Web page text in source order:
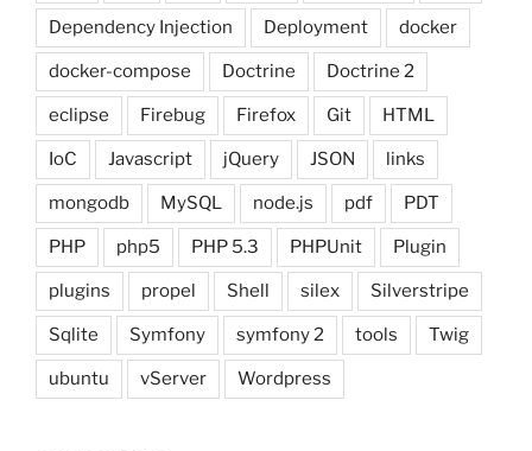
Dependency Injection Deployment docker
docker-compose Doctrine Doctrine 2
eclipse Firebug Firefox Git HTML
IoC Javascript jQuery JSON links
mongodb MySQL node.js pdf PDT
PHP php5 PHP 5.3 PHPUnit Plugin
plugins propel Shell silex Silverstripe
Sqlite Symfony symfony 2 tools Twig
ubuntu vServer Wordpress